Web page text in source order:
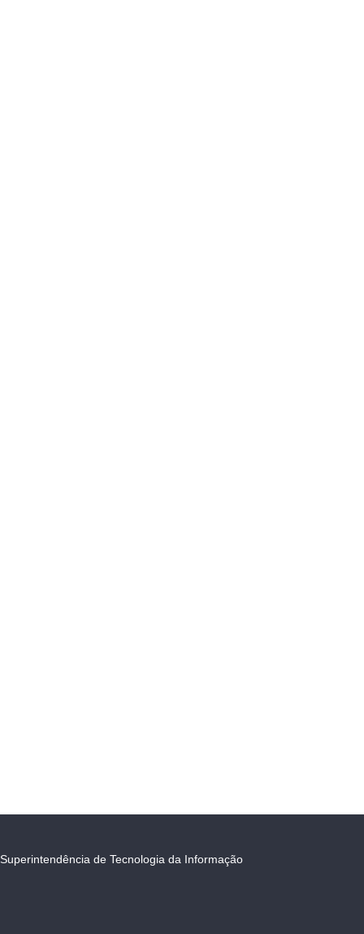
Superintendência de Tecnologia da Informação